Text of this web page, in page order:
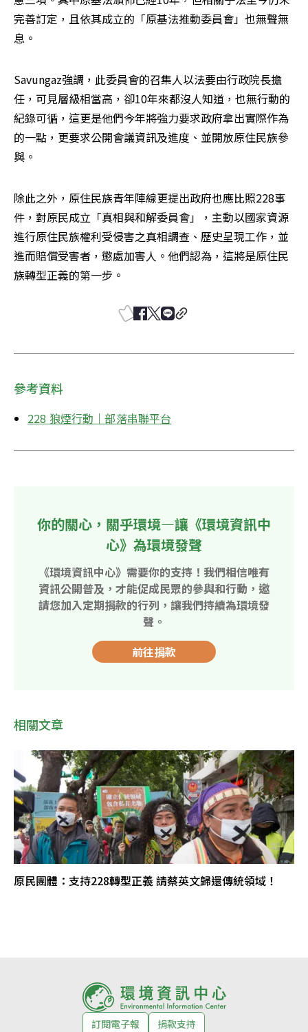
完善訂定，且依其成立的「原基法推動委員會」也無聲無
息。
Savungaz強調，此委員會的召集人以法要由行政院長擔
任，可見層級相當高，卻10年來都沒人知道，也無行動的
紀錄可循，這更是他們今年將強力要求政府拿出實際作為
的一點，更要求公開會議資訊及進度、並開放原住民族參
與。
除此之外，原住民族青年陣線更提出政府也應比照228事
件，對原民成立「真相與和解委員會」，主動以國家資源
進行原住民族權利受侵害之真相調查、歷史呈現工作，並
進而賠償受害者，懲處加害人。他們認為，這將是原住民
族轉型正義的第一步。
參考資料
228 狼煙行動｜部落串聯平台
你的關心，關乎環境—讓《環境資訊中
心》為環境發聲
《環境資訊中心》需要你的支持！我們相信唯有
資訊公開普及，才能促成民眾的參與和行動，邀
請您加入定期捐款的行列，讓我們持續為環境發
聲。
前往捐款
相關文章
原民團體：支持228轉型正義 請蔡英文歸還傳統領域！
訂閱電子報 捐款支持